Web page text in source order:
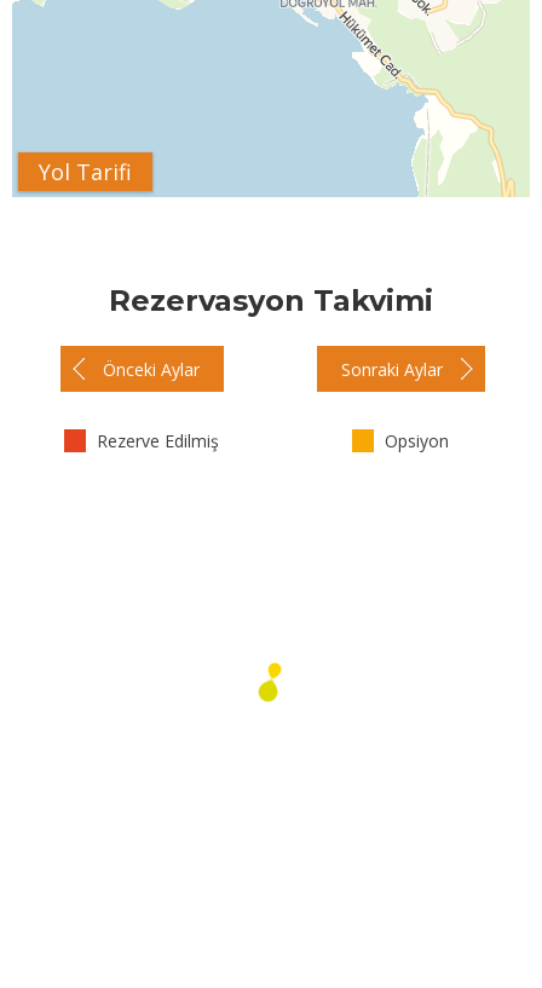
Yol Tarifi
Rezervasyon Takvimi
Önceki Aylar Sonraki Aylar
Rezerve Edilmiş Opsiyon